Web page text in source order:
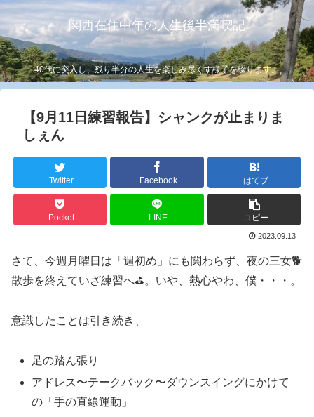
関西在住中年の人生後半満喫記
40代に突入し、残り半分の人生を楽しみ尽くす様子を綴ります。
【9月11日練習報告】シャンクが止まりま
しぇん
Twitter Facebook はてブ
Pocket LINE コピー
2023.09.13
さて、今週月曜日は「週初め」にも関わらず、夜の三女🐕
散歩を終えていざ練習へ⛳️。いや、熱心やわ、僕・・・。
意識したことは引き続き、
足の踏ん張り
アドレス〜テークバック〜ダウンスイングにかけて
の「手の直線運動」